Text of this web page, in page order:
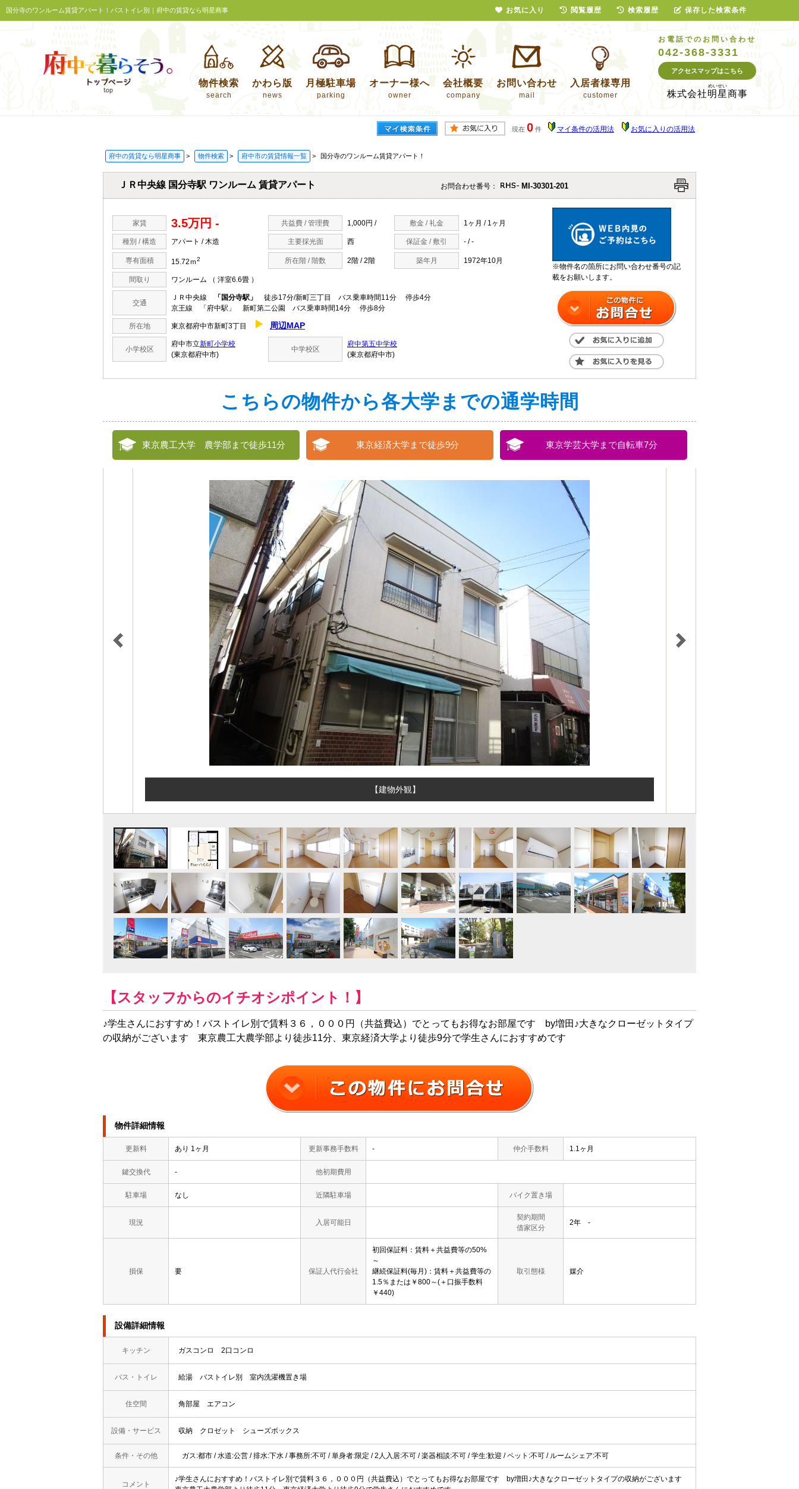
国分寺のワンルーム賃貸アパート！バストイレ別｜府中の賃貸なら明星商事
物件検索
search
かわら版
news
月極駐車場
parking
オーナー様へ
owner
会社概要
company
お問い合わせ
mail
入居者様専用
customer
お電話でのお問い合わせ
042-368-3331
アクセスマップはこちら
株式会社明星商事
現在 0 件 マイ条件の活用法 お気に入りの活用法
府中の賃貸なら明星商事 > 物件検索 > 府中市の賃貸情報一覧 > 国分寺のワンルーム賃貸アパート！
ＪＲ中央線 国分寺駅 ワンルーム 賃貸アパート お問合わせ番号： MI-30301-201
家賃 3.5万円 - 共益費 / 管理費 1,000円 / 敷金 / 礼金 1ヶ月 / 1ヶ月
種別 / 構造 アパート / 木造 主要採光面 西 保証金 / 敷引 - / -
専有面積 15.72ｍ2 所在階 / 階数 2階 / 2階 築年月 1972年10月
間取り ワンルーム （ 洋室6.6畳 ）
交通
ＪＲ中央線 「国分寺駅」
徒歩17分/新町三丁目 バス乗車時間11分 停歩4分
京王線 「府中駅」 新町第二公園 バス乗車時間14分 停歩8分
所在地 東京都府中市新町3丁目 周辺MAP
小学校区
府中市立新町小学校
(東京都府中市)
中学校区
府中第五中学校
(東京都府中市)
※物件名の箇所にお問い合わせ番号の記
載をお願いします。
こちらの物件から各大学までの通学時間
東京農工大学 農学部まで徒歩11分 東京経済大学まで徒歩9分 東京学芸大学まで自転車7分
【建物外観】
【スタッフからのイチオシポイント！】
♪学生さんにおすすめ！バストイレ別で賃料３６，０００円（共益費込）でとってもお得なお部屋です by増田♪大きなクローゼットタイプ
の収納がございます 東京農工大農学部より徒歩11分、東京経済大学より徒歩9分で学生さんにおすすめです
物件詳細情報
更新料 あり 1ヶ月 更新事務手数料 - 仲介手数料 1.1ヶ月
鍵交換代 - 他初期費用
駐車場 なし 近隣駐車場 バイク置き場
現況 入居可能日
契約期間
借家区分
2年 -
損保 要 保証人代行会社
初回保証料：賃料＋共益費等の50%
～
継続保証料(毎月)：賃料＋共益費等の
1.5％または￥800～(＋口振手数料
￥440)
取引態様 媒介
設備詳細情報
キッチン ガスコンロ 2口コンロ
バス・トイレ 給湯 バストイレ別 室内洗濯機置き場
住空間 角部屋 エアコン
設備・サービス 収納 クロゼット シューズボックス
条件・その他 ガス:都市 / 水道:公営 / 排水:下水 / 事務所:不可 / 単身者:限定 / 2人入居:不可 / 楽器相談:不可 / 学生:歓迎 / ペット:不可 / ルームシェア:不可
コメント
♪学生さんにおすすめ！バストイレ別で賃料３６，０００円（共益費込）でとってもお得なお部屋です by増田♪大きなクローゼットタイプの収納がございます
お気に入り 閲覧履歴 検索履歴 保存した検索条件